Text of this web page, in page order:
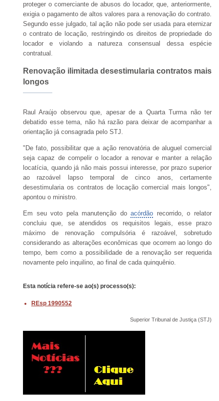
proteger o comerciante de abusos do locador, que, anteriormente,
exigia o pagamento de altos valores para a renovação do contrato.
Segundo esse julgado, tal ação não pode ser usada para eternizar
o contrato de locação, restringindo os direitos de propriedade do
locador e violando a natureza consensual dessa espécie
contratual.
Renovação ilimitada desestimularia contratos mais
longos
Raul Araújo observou que, apesar de a Quarta Turma não ter
debatido esse tema, não há razão para deixar de acompanhar a
orientação já consagrada pelo STJ.
"De fato, possibilitar que a ação renovatória de aluguel comercial
seja capaz de compelir o locador a renovar e manter a relação
locatícia, quando já não mais possui interesse, por prazo superior
ao razoável lapso temporal de cinco anos, certamente
desestimularia os contratos de locação comercial mais longos",
apontou o ministro.
Em seu voto pela manutenção doacórdão recorrido, o relator
concluiu que, se atendidos os requisitos legais, esse prazo
máximo de renovação compulsória é razoável, sobretudo
considerando as alterações econômicas que ocorrem ao longo do
tempo, bem como a possibilidade de a renovação ser requerida
novamente pelo inquilino, ao final de cada quinquênio.
Esta notícia refere-se ao(s) processo(s):
REsp 1990552
Superior Tribunal de Justiça (STJ)